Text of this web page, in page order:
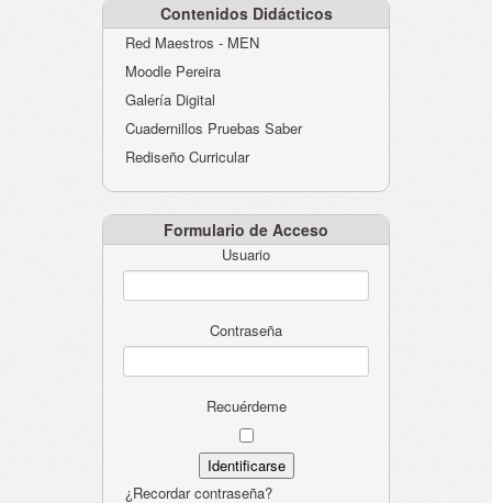
Contenidos Didácticos
Red Maestros - MEN
Moodle Pereira
Galería Digital
Cuadernillos Pruebas Saber
Rediseño Curricular
Formulario de Acceso
Usuario
Contraseña
Recuérdeme
¿Recordar contraseña?